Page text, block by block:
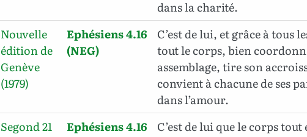
dans la charité.
Nouvelle
édition de
Genève
(1979)
Ephésiens 4.16
(NEG)
C’est de lui, et grâce à tous
tout le corps, bien
assemblage, tire son
convient à chacune de ses
dans l’amour.
Segond 21
Ephésiens 4.16
C’est de lui que le corps